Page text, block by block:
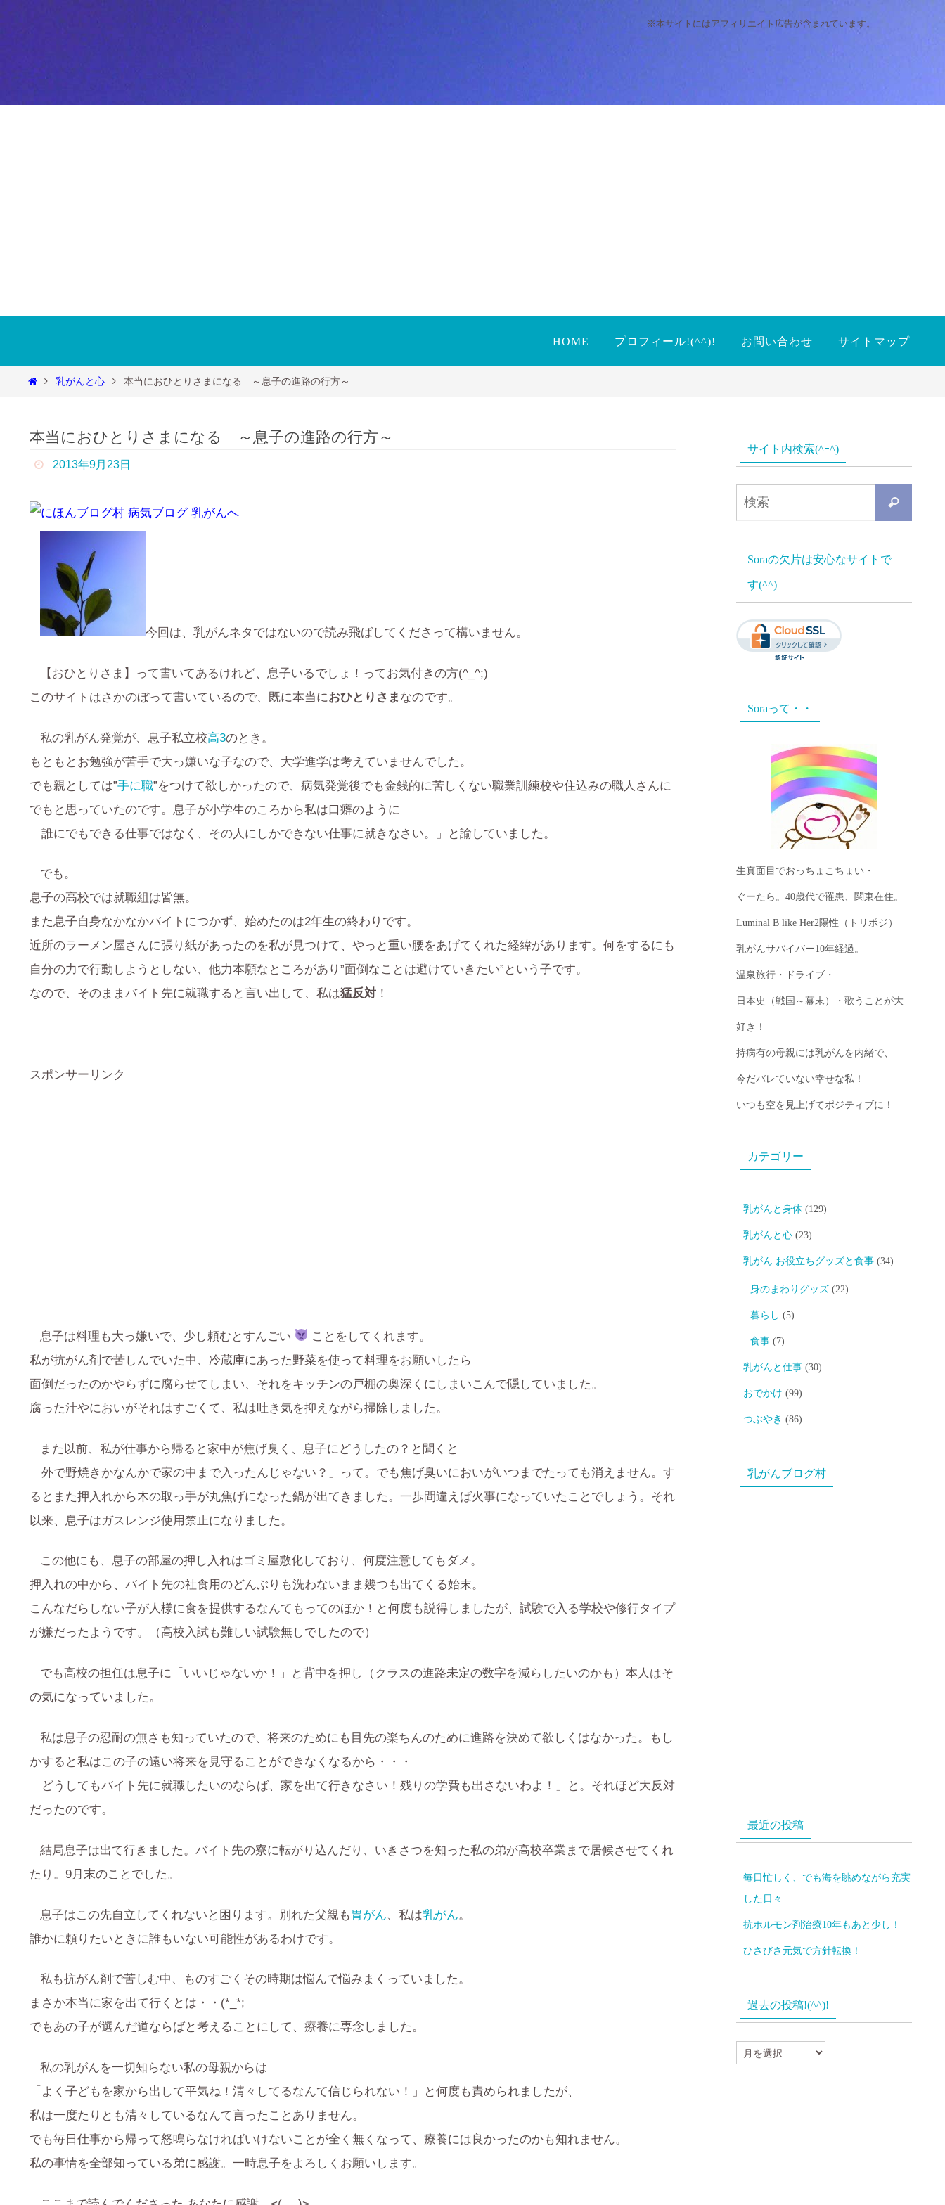
コ
ツ
※本サイトにはアフィリエイト広告が含まれています。
テ
HOME プロフィール!(^^)! お問い合わせ サイトマップ
ホ
乳がんと心 本当におひとりさまになる ～息子の進路の行方～
本当におひとりさまになる ～息子の進路の行方～
2013年9月23日
今回は、乳がんネタではないので読み飛ばしてくださって構いません。
【おひとりさま】って書いてあるけれど、息子いるでしょ！ってお気付きの方(^_^;)
このサイトはさかのぼって書いているので、既に本当におひとりさま なのです。
私の乳がん発覚が、息子私立校高3のとき。
もともとお勉強が苦手で大っ嫌いな子なので、大学進学は考えていませんでした。
でも親としては”手に職”をつけて欲しかったので、病気発覚後でも金銭的に苦しくない職業訓練校や住込みの職人さんに
でもと思っていたのです。息子が小学生のころから私は口癖のように
「誰にでもできる仕事ではなく、その人にしかできない仕事に就きなさい。」と諭していました。
でも。
息子の高校では就職組は皆無。
また息子自身なかなかバイトにつかず、始めたのは2年生の終わりです。
近所のラーメン屋さんに張り紙があったのを私が見つけて、やっと重い腰をあげてくれた経緯があります。何をするにも
自分の力で行動しようとしない、他力本願なところがあり”面倒なことは避けていきたい”という子です。
なので、そのままバイト先に就職すると言い出して、私は猛反対 ！
スポンサーリンク
息子は料理も大っ嫌いで、少し頼むとすんごい
ことをしてくれます。
私が抗がん剤で苦しんでいた中、冷蔵庫にあった野菜を使って料理をお願いしたら
面倒だったのかやらずに腐らせてしまい、それをキッチンの戸棚の奥深くにしまいこんで隠していました。
腐った汁やにおいがそれはすごくて、私は吐き気を抑えながら掃除しました。
また以前、私が仕事から帰ると家中が焦げ臭く、息子にどうしたの？と聞くと
「外で野焼きかなんかで家の中まで入ったんじゃない？」って。でも焦げ臭いにおいがいつまでたっても消えません。す
るとまた押入れから木の取っ手が丸焦げになった鍋が出てきました。一歩間違えば火事になっていたことでしょう。それ
以来、息子はガスレンジ使用禁止になりました。
この他にも、息子の部屋の押し入れはゴミ屋敷化しており、何度注意してもダメ。
押入れの中から、バイト先の社食用のどんぶりも洗わないまま幾つも出てくる始末。
こんなだらしない子が人様に食を提供するなんてもってのほか！と何度も説得しましたが、試験で入る学校や修行タイプ
が嫌だったようです。（高校入試も難しい試験無しでしたので）
でも高校の担任は息子に「いいじゃないか！」と背中を押し（クラスの進路未定の数字を減らしたいのかも）本人はそ
の気になっていました。
私は息子の忍耐の無さも知っていたので、将来のためにも目先の楽ちんのために進路を決めて欲しくはなかった。もし
かすると私はこの子の遠い将来を見守ることができなくなるから・・・
「どうしてもバイト先に就職したいのならば、家を出て行きなさい！残りの学費も出さないわよ！」と。それほど大反対
だったのです。
結局息子は出て行きました。バイト先の寮に転がり込んだり、いきさつを知った私の弟が高校卒業まで居候させてくれ
たり。9月末のことでした。
息子はこの先自立してくれないと困ります。別れた父親も 胃がん、私は乳がん。
誰かに頼りたいときに誰もいない可能性があるわけです。
私も抗がん剤で苦しむ中、ものすごくその時期は悩んで悩みまくっていました。
まさか本当に家を出て行くとは・・(*_*;
でもあの子が選んだ道ならばと考えることにして、療養に専念しました。
私の乳がんを一切知らない私の母親からは
「よく子どもを家から出して平気ね！清々してるなんて信じられない！」と何度も責められましたが、
私は一度たりとも清々しているなんて言ったことありません。
でも毎日仕事から帰って怒鳴らなければいけないことが全く無くなって、療養には良かったのかも知れません。
私の事情を全部知っている弟に感謝。一時息子をよろしくお願いします。
サイト内検索(^ｰ^)
索
検
索
Soraの欠片は安心なサイトで
す(^^)
Soraって・・
生真面目でおっちょこちょい・
ぐーたら。40歳代で罹患、関東在住。
Luminal B like Her2陽性（トリポジ）
乳がんサバイバー10年経過。
温泉旅行・ドライブ・
日本史（戦国～幕末）・歌うことが大
好き！
持病有の母親には乳がんを内緒で、
今だバレていない幸せな私！
いつも空を見上げてポジティブに！
カテゴリー
乳がんと身体 (129)
乳がんと心 (23)
乳がん お役立ちグッズと食事 (34)
身のまわりグッズ (22)
暮らし (5)
食事 (7)
乳がんと仕事 (30)
おでかけ (99)
つぶやき (86)
乳がんブログ村
最近の投稿
毎日忙しく、でも海を眺めながら充実
した日々
抗ホルモン剤治療10年もあと少し！
ひさびさ元気で方針転換！
過去の投稿!(^^)!